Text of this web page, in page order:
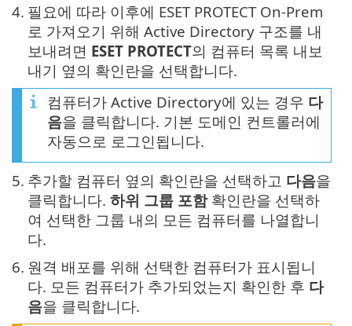
4. 필요에 따라 이후에 ESET PROTECT On-Prem
로 가져오기 위해 Active Directory 구조를 내
보내려면 ESET PROTECT의 컴퓨터 목록 내보
내기 옆의 확인란을 선택합니다.
컴퓨터가 Active Directory에 있는 경우 다
음을 클릭합니다. 기본 도메인 컨트롤러에
자동으로 로그인됩니다.
5. 추가할 컴퓨터 옆의 확인란을 선택하고 다음을
클릭합니다. 하위 그룹 포함확인란을 선택하
여 선택한 그룹 내의 모든 컴퓨터를 나열합니
다.
6. 원격 배포를 위해 선택한 컴퓨터가 표시됩니
다. 모든 컴퓨터가 추가되었는지 확인한 후 다
음을 클릭합니다.